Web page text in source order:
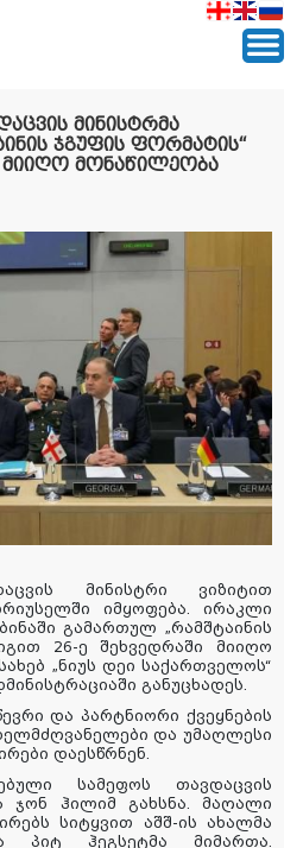
მინისტრმა
ჯგუფის ფორმატის“
მონაწილეობა
მინისტრი ვიზიტით
იმყოფება. ირაკლი
გამართულ „რამშტაინის
26-ე შეხვედრაში მიიღო
„ნიუს დეი საქართველოს“
განუცხადეს
და პარტნიორი ქვეყნების
და უმაღლესი
დაესწრნენ.
სამეფოს თავდაცვის
ჯონ ჰილიმ გახსნა. მაღალი
სიტყვით აშშ-ის ახალმა
პიტ ჰეგსეტმა მიმართა.